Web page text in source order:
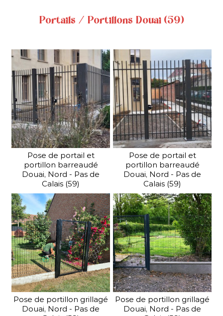
aluminium, ... notre gamme
entière satisfaction.
En savoir plus
CLÔTURE INDUSTRIELLE HAUTE SÉCURITÉ
Pour une protection maximale, SV...
CLÔTURE INDUSTRIELLE HAUTE
SÉCURITÉ
Pour une protection
maximale, SV Clôture vous
propose sa gamme
de clôtures industrielles haute
sécurité.
Portails / Portillons Douai (59)
Pose de portail et
portillon barreaudé
Douai, Nord - Pas de
Calais (59)
Pose de portail et
portillon barreaudé
Douai, Nord - Pas de
Calais (59)
Pose de portillon grillagé
Douai, Nord - Pas de
Pose de portillon grillagé
Douai, Nord - Pas de